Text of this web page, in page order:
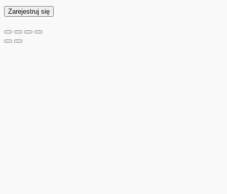
Zarejestruj się